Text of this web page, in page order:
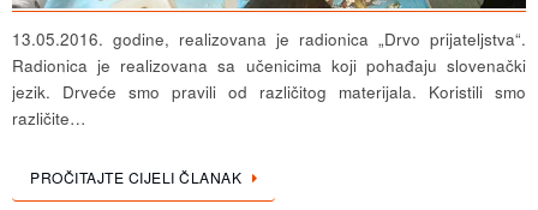
13.05.2016. godine, realizovana je radionica „Drvo prijateljstva“.
Radionica je realizovana sa učenicima koji pohađaju slovenački
jezik. Drveće smo pravili od različitog materijala. Koristili smo
različite…
PROČITAJTE CIJELI ČLANAK